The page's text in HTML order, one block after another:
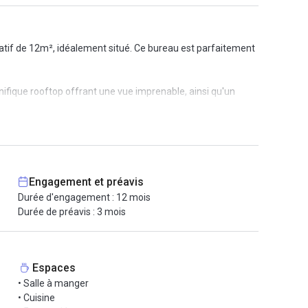
de 12m², idéalement situé. Ce bureau est parfaitement
rooftop offrant une vue imprenable, ainsi qu'un
internet fibrée, la domiciliation, un service de
douches et bien d'autres prestations !
et à proximité de nombreux restaurants et hôtels.
en seulement 10 minutes et l'aéroport de Bordeaux
Engagement et préavis
Durée d'engagement : 12 mois
Durée de préavis : 3 mois
Espaces
• Salle à manger
• Cuisine